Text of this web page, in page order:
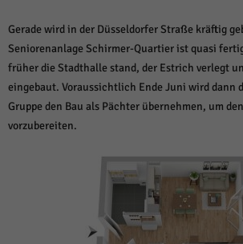
Gerade wird in der Düsseldorfer Straße kräftig
Seniorenanlage Schirmer-Quartier ist quasi
früher die Stadthalle stand, der Estrich verlegt
eingebaut. Voraussichtlich Ende Juni wird dann
Gruppe den Bau als Pächter übernehmen, um
vorzubereiten.
Statistik Cookies erfassen Informationen anonym.
uns zu verstehen, wie unsere Besucher unsere
Cookie-Informationen anzeigen
Marketing (1)
um personalisierte Werbung anzuzeigen. Sie tun dies,
über Websites hinweg verfolgen.
Cookie-Informationen
Externe Medien (6)